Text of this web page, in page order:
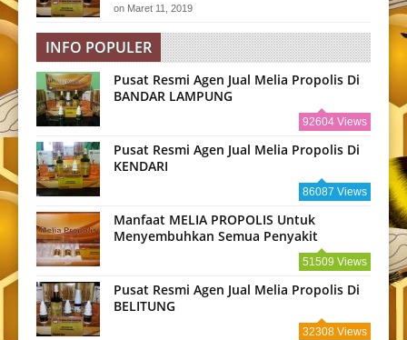
on Maret 11, 2019
INFO POPULER
Pusat Resmi Agen Jual Melia Propolis Di
BANDAR LAMPUNG
92604 Views
Pusat Resmi Agen Jual Melia Propolis Di
KENDARI
86087 Views
Manfaat MELIA PROPOLIS Untuk
Menyembuhkan Semua Penyakit
51509 Views
Pusat Resmi Agen Jual Melia Propolis Di
BELITUNG
32308 Views